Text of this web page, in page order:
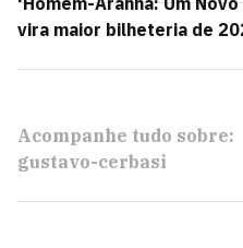
vira maior bilheteria de
Acompanhe tudo sobre:
gustavo-cerbasi